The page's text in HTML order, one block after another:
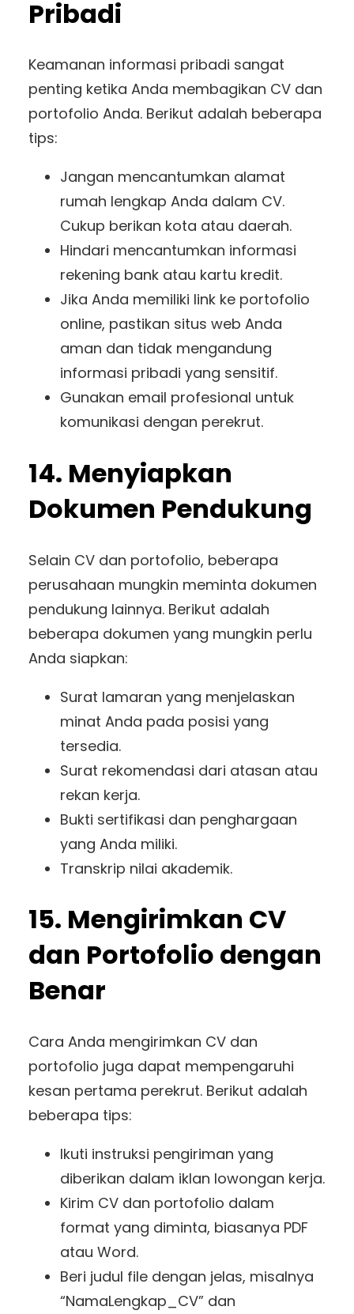
Pribadi
Keamanan informasi pribadi sangat
penting ketika Anda membagikan CV dan
portofolio Anda. Berikut adalah beberapa
tips:
Jangan mencantumkan alamat
rumah lengkap Anda dalam CV.
Cukup berikan kota atau daerah.
Hindari mencantumkan informasi
rekening bank atau kartu kredit.
Jika Anda memiliki link ke portofolio
online, pastikan situs web Anda
aman dan tidak mengandung
informasi pribadi yang sensitif.
Gunakan email profesional untuk
komunikasi dengan perekrut.
14. Menyiapkan
Dokumen Pendukung
Selain CV dan portofolio, beberapa
perusahaan mungkin meminta dokumen
pendukung lainnya. Berikut adalah
beberapa dokumen yang mungkin perlu
Anda siapkan:
Surat lamaran yang menjelaskan
minat Anda pada posisi yang
tersedia.
Surat rekomendasi dari atasan atau
rekan kerja.
Bukti sertifikasi dan penghargaan
yang Anda miliki.
Transkrip nilai akademik.
15. Mengirimkan CV
dan Portofolio dengan
Benar
Cara Anda mengirimkan CV dan
portofolio juga dapat mempengaruhi
kesan pertama perekrut. Berikut adalah
beberapa tips:
Ikuti instruksi pengiriman yang
diberikan dalam iklan lowongan kerja.
Kirim CV dan portofolio dalam
format yang diminta, biasanya PDF
atau Word.
Beri judul file dengan jelas, misalnya
“NamaLengkap_CV” dan